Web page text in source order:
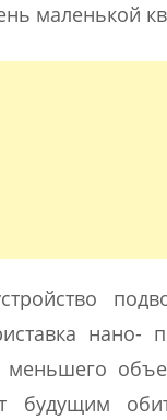
маленькой
будущим